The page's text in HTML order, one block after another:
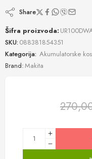
Share
Šifra proizvoda:
SKU: 088381854351
Kategorija: Akumulatorske
Brand:Makita